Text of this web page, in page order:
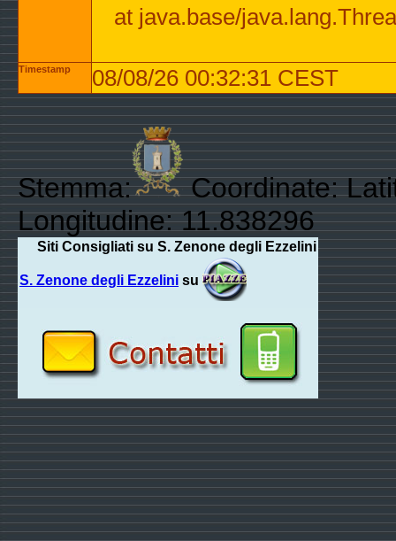
at java.base/
Timestamp 08/08/26 00:32:31 CEST
Stemma:
Coordinate:
Longitudine: 11.838296
Siti Consigliati su S. Zenone degli Ezzelini
S. Zenone degli Ezzelini su